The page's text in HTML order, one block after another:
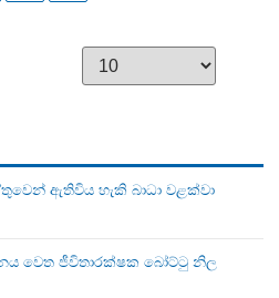
ඇතිවිය හැකි බාධා වළක්වා
වෙත ජීවිතාරක්ෂක බෝට්ටු නිල